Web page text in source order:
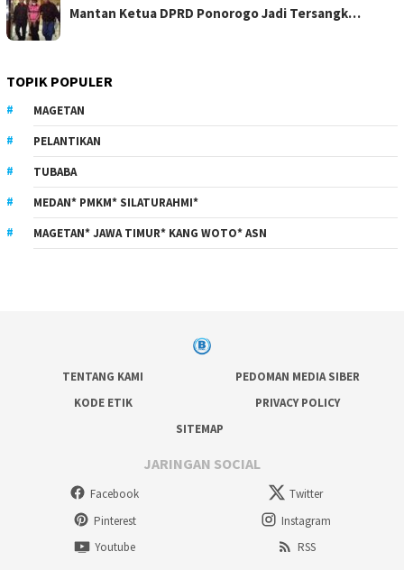
Mantan Ketua DPRD Ponorogo Jadi Tersangk…
TOPIK POPULER
MAGETAN
PELANTIKAN
TUBABA
MEDAN* PMKM* SILATURAHMI*
MAGETAN* JAWA TIMUR* KANG WOTO* ASN
TENTANG KAMI
PEDOMAN MEDIA SIBER
KODE ETIK
PRIVACY POLICY
SITEMAP
JARINGAN SOCIAL
Facebook
Twitter
Pinterest
Instagram
Youtube
RSS